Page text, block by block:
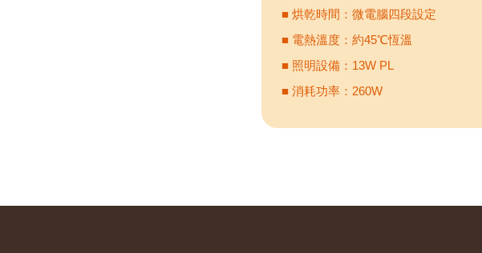
■ 烘乾時間：微電腦四段設定
■ 電熱溫度：約45℃恆溫
■ 照明設備：13W PL
■ 消耗功率：260W